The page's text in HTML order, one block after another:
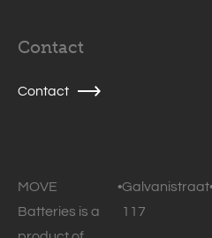
Contact
Contact
MOVE
Batteries is a
•Galvanistraat
117